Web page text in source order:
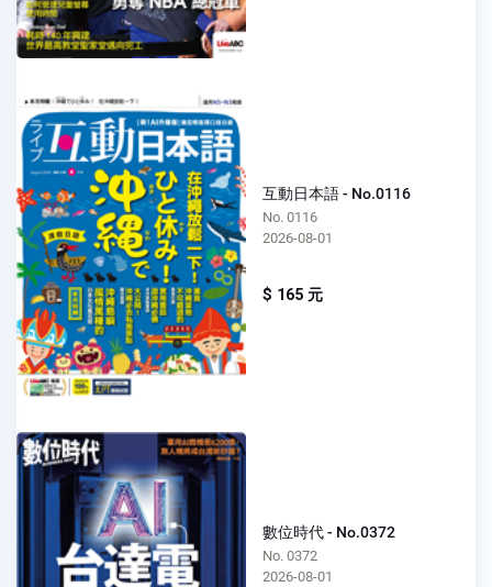
互動日本語 - No.0116
No. 0116
2026-08-01
$ 165 元
數位時代 - No.0372
No. 0372
2026-08-01